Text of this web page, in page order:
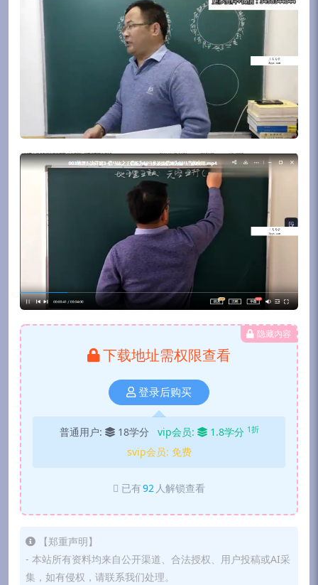
隐藏内容
下载地址需权限查看
登录后购买
普通用户: 18学分 vip会员: 1.8学分 1折
svip会员: 免费
已有92 人解锁查看
【郑重声明】
- 本站所有资料均来自公开渠道、合法授权、用户投稿或AI采
集，如有侵权，请联系我们处理。